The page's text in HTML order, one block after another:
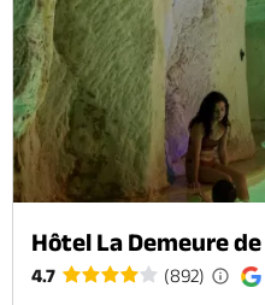
Hôtel La Demeure
4.7 (892)